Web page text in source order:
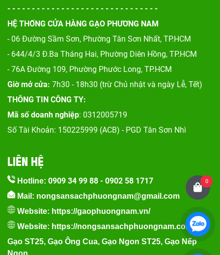
- - - - - - - - - - - - - - - - - - - - - - - - - - - - - - -
HỆ THỐNG CỬA HÀNG GẠO PHƯƠNG NAM
- 06 Đường Sầm Sơn, Phường Tân Sơn Nhất, TP.HCM
- 644/4/3 Đ.Ba Tháng Hai, Phường Diên Hồng, TP.HCM
- 76A Đường 109, Phường Phước Long, TP.HCM
Giờ mở cửa: 7h30 - 18h30 (trừ Chủ nhật và ngày Lễ, Tết)
THÔNG TIN CÔNG TY:
Mã số doanh nghiệp: 0312005719
Số Tài Khoản: 150225999 (ACB) - PGD Tân Sơn Nhì
LIÊN HỆ
Hotline: 0909 34 99 88 - 0902 58 1717
Mail: nongsansachphuongnam@gmail.com
Website: https://gaophuongnam.vn/
Website: https://nongsansachphuongnam.com
Gạo ST25, Gạo Ông Cua, Gạo Ngon ST25, Gạo Nếp
Ngon
0